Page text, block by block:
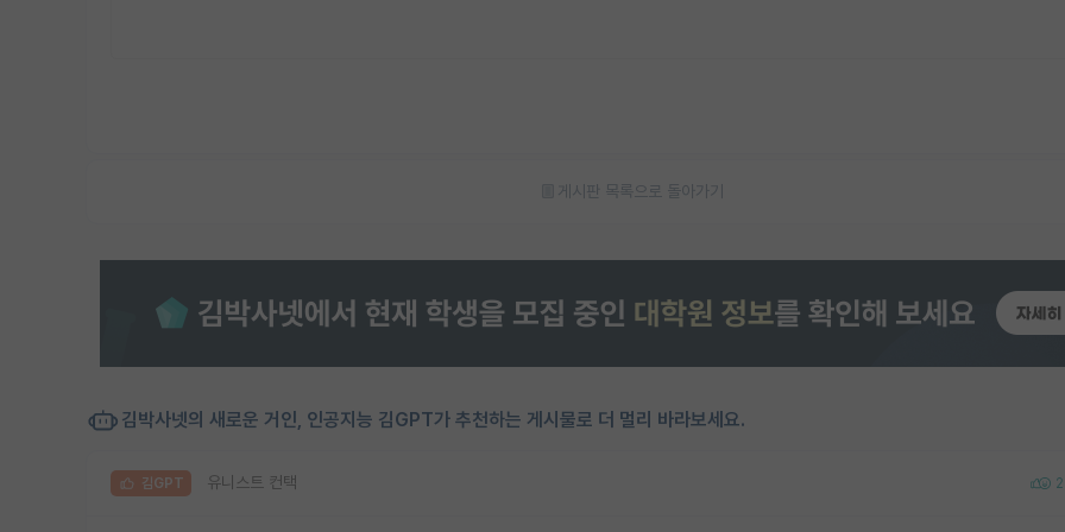
게시판 목록으로 돌아가기
김박사넷의 새로운 거인, 인공지능 김GPT가 추천하는 게시물로 더 멀리 바라보세요.
김GPT 유니스트 컨택 2